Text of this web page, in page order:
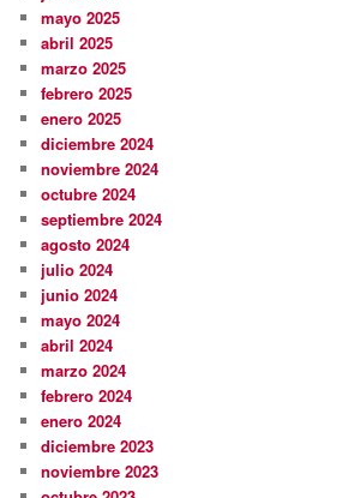
mayo 2025
abril 2025
marzo 2025
febrero 2025
enero 2025
diciembre 2024
noviembre 2024
octubre 2024
septiembre 2024
agosto 2024
julio 2024
junio 2024
mayo 2024
abril 2024
marzo 2024
febrero 2024
enero 2024
diciembre 2023
noviembre 2023